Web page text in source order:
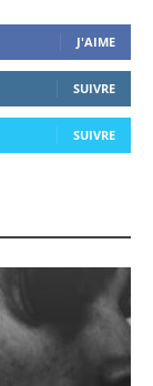
J'AIME
SUIVRE
SUIVRE